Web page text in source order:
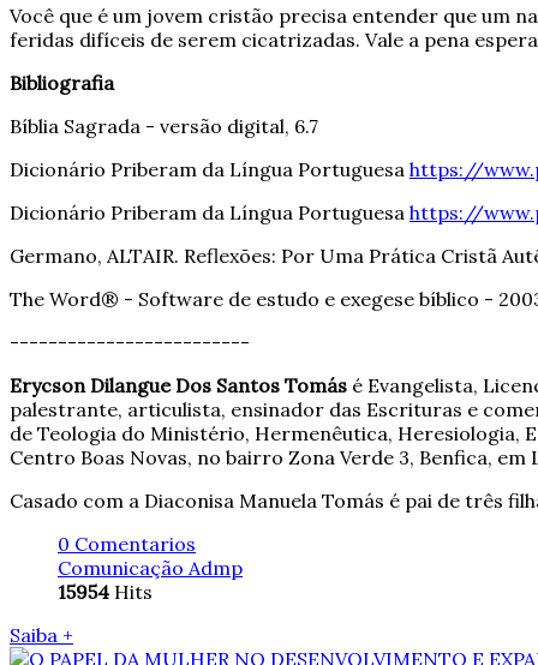
Você que é um jovem cristão precisa entender que um
feridas difíceis de serem cicatrizadas. Vale a pena
Bibliografia
Bíblia Sagrada - versão digital, 6.7
Dicionário Priberam da Língua Portuguesa https://
Dicionário Priberam da Língua Portuguesa https://
Germano, ALTAIR. Reflexões: Por Uma Prática Cristã
The Word® - Software de estudo e exegese bíblico -
-------------------------
Erycson Dilangue Dos Santos Tomás é Evangelista,
palestrante, articulista, ensinador das Escrituras e
de Teologia do Ministério, Hermenêutica, Heresiologia,
Centro Boas Novas, no bairro Zona Verde 3, Benfica,
Casado com a Diaconisa Manuela Tomás é pai de três
0 Comentarios
Comunicação Admp
15954 Hits
Saiba +